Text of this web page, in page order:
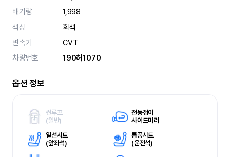
배기량
1,998
색상
회색
변속기
CVT
차량번호
190허1070
옵션 정보
썬루프
(일반)
전동접이
사이드미러
열선시트
(앞좌석)
통풍시트
(운전석)